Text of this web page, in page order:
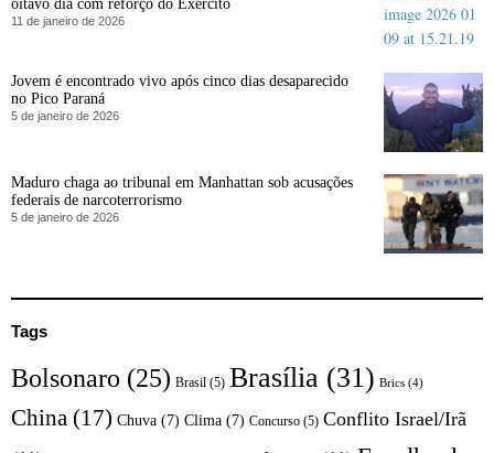
oitavo dia com reforço do Exército
11 de janeiro de 2026
Jovem é encontrado vivo após cinco dias desaparecido
no Pico Paraná
5 de janeiro de 2026
Maduro chaga ao tribunal em Manhattan sob acusações
federais de narcoterrorismo
5 de janeiro de 2026
Tags
Bolsonaro (25) Brasil (5) Brasília (31) Brics (4)
China (17) Chuva (7) Clima (7) Concurso (5) Conflito Israel/Irã